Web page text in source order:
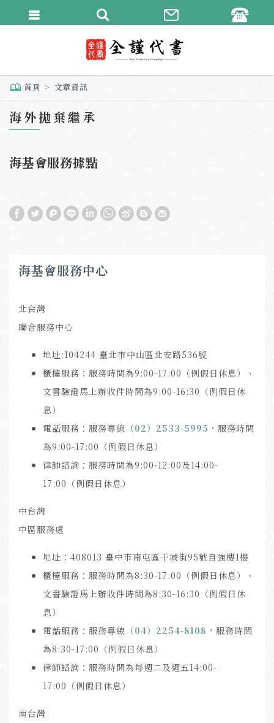
首頁 文章資訊
海外拋棄繼承
海基會服務據點
海基會服務中心
北台灣
聯合服務中心
地址:104244 臺北市中山區北安路536號
櫃檯服務：服務時間為9:00-17:00（例假日休息）、
文書驗證馬上辦收件時間為9:00-16:30（例假日休
息）
電話服務：服務專線 （02）2533-5995 ，服務時間
為9:00-17:00（例假日休息）
律師諮詢：服務時間為9:00-12:00及14:00-
17:00（例假日休息）
中台灣
中區服務處
地址：408013 臺中市南屯區干城街95號自強樓1樓
櫃檯服務：服務時間為8:30-17:00（例假日休息）、
文書驗證馬上辦收件時間為8:30-16:30（例假日休
息）
電話服務：服務專線 （04）2254-8108 ，服務時間
為8:30-17:00（例假日休息）
律師諮詢：服務時間為每週二及週五14:00-
17:00（例假日休息）
南台灣
繁體中文
English